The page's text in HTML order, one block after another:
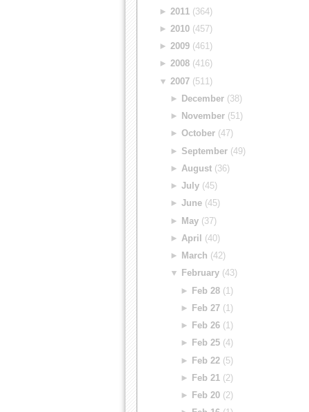
►2011 (364)
►2010 (457)
►2009 (461)
►2008 (416)
▼2007 (511)
►
December(38)
►
November(51)
► October(47)
► September(49)
► August(36)
► July(45)
► June(45)
► May(37)
► April
(40)
►
March (42)
▼
February(43)
► Feb 28 (1)
►
Feb 27 (1)
►
Feb 26 (1)
►
Feb 25 (4)
► Feb 22 (5)
►
Feb 21 (2)
►
Feb 20 (2)